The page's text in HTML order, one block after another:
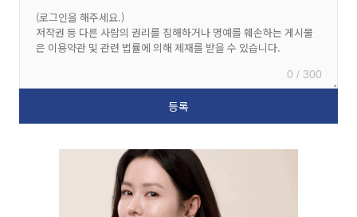
0 / 300